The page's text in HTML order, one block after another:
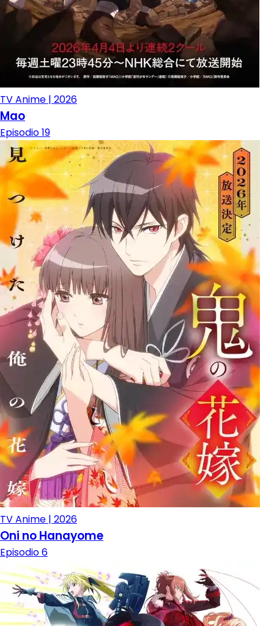
TV Anime | 2026
Mao
Episodio 19
TV Anime | 2026
Oni no Hanayome
Episodio 6